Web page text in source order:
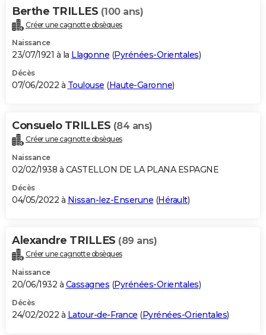
Berthe TRILLES (100 ans)
Créer une cagnotte obsèques
Naissance
23/07/1921 à la Llagonne (Pyrénées-Orientales)
Décès
07/06/2022 à Toulouse (Haute-Garonne)
Consuelo TRILLES (84 ans)
Créer une cagnotte obsèques
Naissance
02/02/1938 à CASTELLON DE LA PLANA ESPAGNE
Décès
04/05/2022 à Nissan-lez-Enserune (Hérault)
Alexandre TRILLES (89 ans)
Créer une cagnotte obsèques
Naissance
20/06/1932 à Cassagnes (Pyrénées-Orientales)
Décès
24/02/2022 à Latour-de-France (Pyrénées-Orientales)